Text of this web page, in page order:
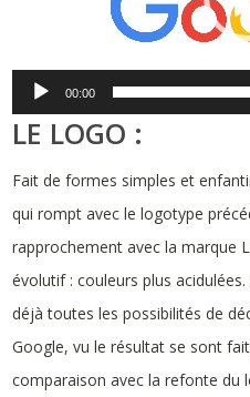
00:00
LE LOGO :
Fait de formes simples et
qui rompt avec le logotype
rapprochement avec la marque
évolutif : couleurs plus
déjà toutes les possibilités de
Google, vu le résultat se sont
comparaison avec la refonte du